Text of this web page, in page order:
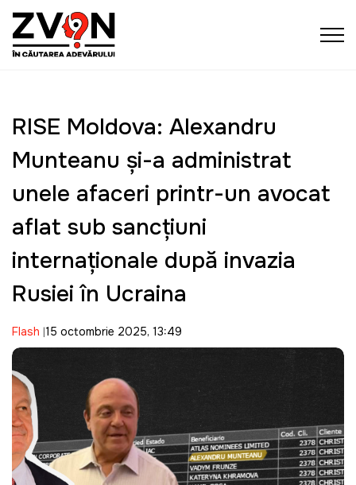
RISE Moldova: Alexandru
Munteanu și-a administrat
unele afaceri printr-un avocat
aflat sub sancțiuni
internaţionale după invazia
Rusiei în Ucraina
Flash 15 octombrie 2025, 13:49